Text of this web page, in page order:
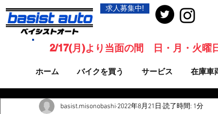
求人募集中!
ホーム バイクを買う サービス 在庫車
2/17(月)より当面の間 日・月・火曜
basist.misonobashi 2022年8月21日 読了時間: 1分